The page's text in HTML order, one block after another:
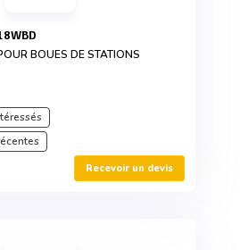
BOUES DE STATIONS
Recevoir un devis